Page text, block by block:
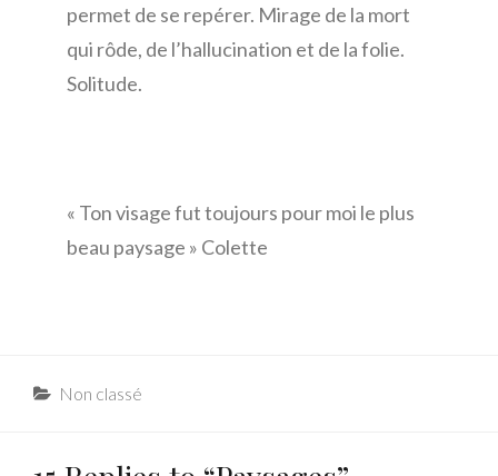
permet de se repérer. Mirage de la mort
qui rôde, de l’hallucination et de la folie.
Solitude.
« Ton visage fut toujours pour moi le plus
beau paysage » Colette
Categories
Non classé